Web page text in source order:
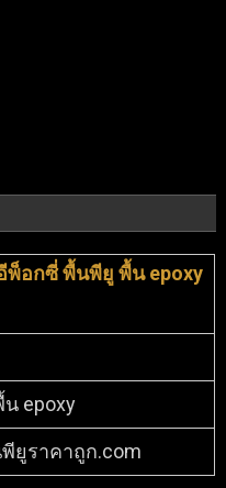
อกซี่ พื้นพียู พื้น epoxy
epoxy
ยูราคาถูก.com